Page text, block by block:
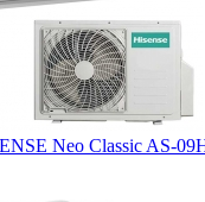
Neo Classic AS-